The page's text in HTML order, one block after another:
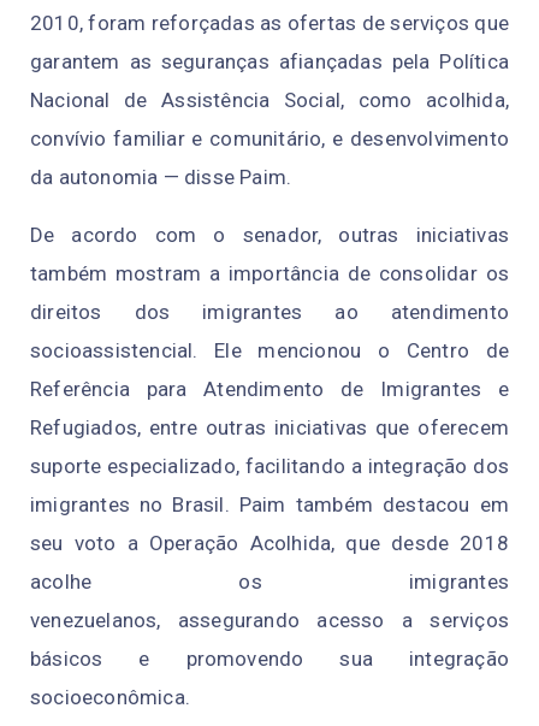
2010, foram reforçadas as ofertas de serviços que
garantem as seguranças afiançadas pela Política
Nacional de Assistência Social, como acolhida,
convívio familiar e comunitário, e desenvolvimento
da autonomia — disse Paim.
De acordo com o senador, outras iniciativas
também mostram a importância de consolidar os
direitos dos imigrantes ao atendimento
socioassistencial. Ele mencionou o Centro de
Referência para Atendimento de Imigrantes e
Refugiados, entre outras iniciativas que oferecem
suporte especializado, facilitando a integração dos
imigrantes no Brasil. Paim também destacou em
seu voto a Operação Acolhida, que desde 2018
acolhe os imigrantes
venezuelanos, assegurando acesso a serviços
básicos e promovendo sua integração
socioeconômica.